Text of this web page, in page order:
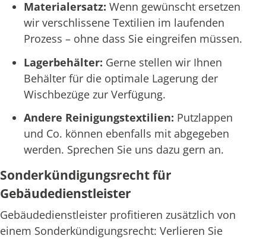
Materialersatz: Wenn gewünscht ersetzen
wir verschlissene Textilien im laufenden
Prozess – ohne dass Sie eingreifen müssen.
Lagerbehälter: Gerne stellen wir Ihnen
Behälter für die optimale Lagerung der
Wischbezüge zur Verfügung.
Andere Reinigungstextilien: Putzlappen
und Co. können ebenfalls mit abgegeben
werden. Sprechen Sie uns dazu gern an.
Sonderkündigungsrecht für
Gebäudedienstleister
Gebäudedienstleister profitieren zusätzlich von
einem Sonderkündigungsrecht: Verlieren Sie